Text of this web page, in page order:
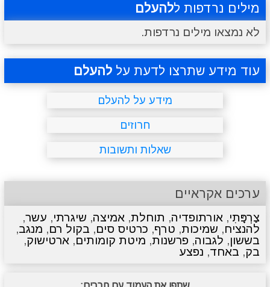
מילים נרדפות ללהעלם
לא נמצאו מילים נרדפות.
עוד מידע שתרצו לדעת על להעלם
מידע על להעלם
חרוזים
שאלות ותשובות
ערכים אקראיים
צַרְפָּתִי, אורתופדיה, תוחלת, אמיצה, שיגרתי, עשר,
להנציח, שמיכות, טרף, כרטיס סים, בקול רם, מנגב,
בששון, לגבוה, פרשנות, מיטת קומותים, ארטישוק,
בק, באחד, נפצע